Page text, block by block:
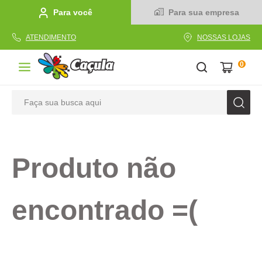
Para você Para sua empresa
ATENDIMENTO NOSSAS LOJAS
0
Produto não
encontrado =(
2º linha
4º tecido